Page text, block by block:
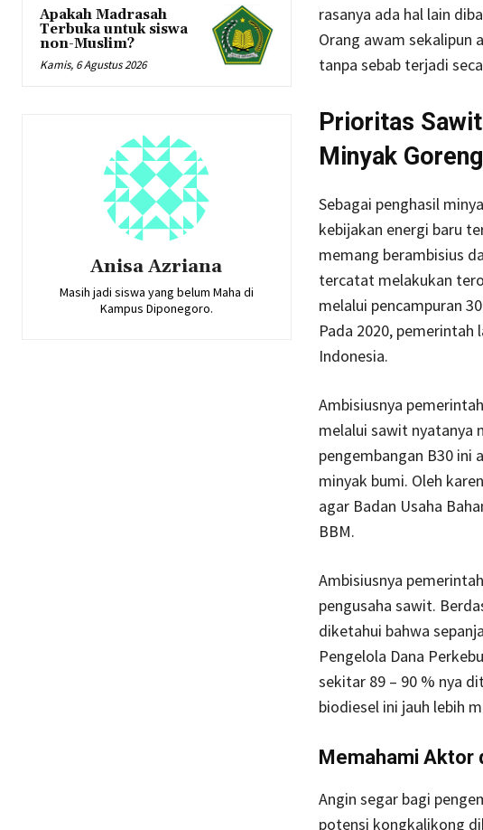
Apakah Madrasah
Terbuka untuk siswa
non-Muslim?
Kamis, 6 Agustus 2026
Anisa Azriana
Masih jadi siswa yang belum Maha di
Kampus Diponegoro.
rasanya ada hal lain
Orang awam sekalipun
tanpa sebab terjadi
Prioritas
Minyak Goreng
Sebagai penghasil
kebijakan energi baru
memang berambisius
tercatat melakukan
melalui pencampuran
Pada 2020, pemerintah
Indonesia.
Ambisiusnya
melalui sawit nyatanya
pengembangan B30 ini
minyak bumi. Oleh
agar Badan Usaha
BBM.
Ambisiusnya
pengusaha sawit.
diketahui bahwa
Pengelola Dana
sekitar 89 – 90 % nya
biodiesel ini jauh lebih
Memahami Aktor
Angin segar bagi
potensi kongkalikong